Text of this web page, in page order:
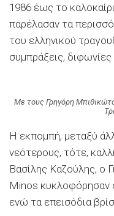
1986 έως το
παρέλασαν τα
του ελληνικού
συμπράξεις, διφωνίες
Με τους Γρηγόρη
Η εκπομπή, μεταξύ
νεότερους, τότε,
Βασίλης Καζούλης, ο
Minos κυκλοφόρησαν
ενώ τα επεισόδια